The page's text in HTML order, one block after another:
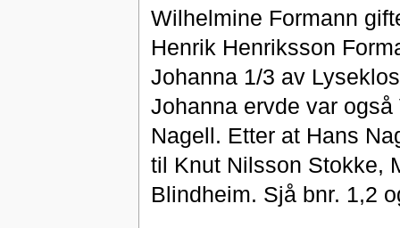
Wilhelmine Formann
Henrik Henriksson
Johanna 1/3 av
Johanna ervde var
Nagell. Etter at Hans
til Knut Nilsson Stokke,
Blindheim. Sjå bnr. 1,2